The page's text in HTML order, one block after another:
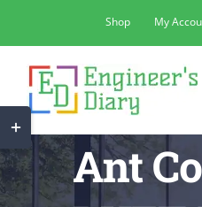
to
content
Shop My
Ant
Toggle
Sliding
Bar